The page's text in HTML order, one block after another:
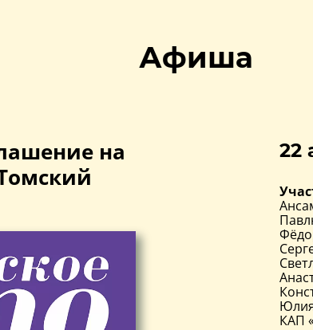
Афиша
на
22
КАП